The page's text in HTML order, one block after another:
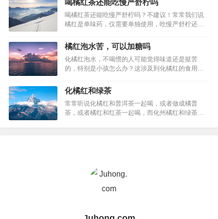
痈疽初起或溃后热毒尚盛等实证，以及阴虚阳亢
者，均须禁服。由于长期大量采挖，近几年来野生
黄芪的数量急剧减少，有趋于绝灭的危…
喝橘红茶还能吃慢严舒柠吗
喝橘红茶还能吃慢严舒柠吗？不建议！常常我们说
橘红是单味药，仅需要单独使用，吃慢严舒柠还是
下医生。…
橘红泡水苦，可以加糖吗
化橘红泡水，不喝惯的人可能觉得味道还是挺苦
的，特别是小孩怎么办？这涉及到化橘红的食用问
咳嗽吃太多甜食，容易刺激呼吸道加重咳嗽的，可
口服止咳糖浆治疗。儿童咳嗽有痰能吃糖吗？根据
中医理论，甜为甘，甘属土味，与脾相对应。所以
说，脾最喜甜味，但脾又为生痰之源，过度…
化橘红和绿茶
常常听说化橘红和普洱茶一起喝，或者做成橘普
茶，或者橘红和红茶一起喝，而化州橘红和绿茶